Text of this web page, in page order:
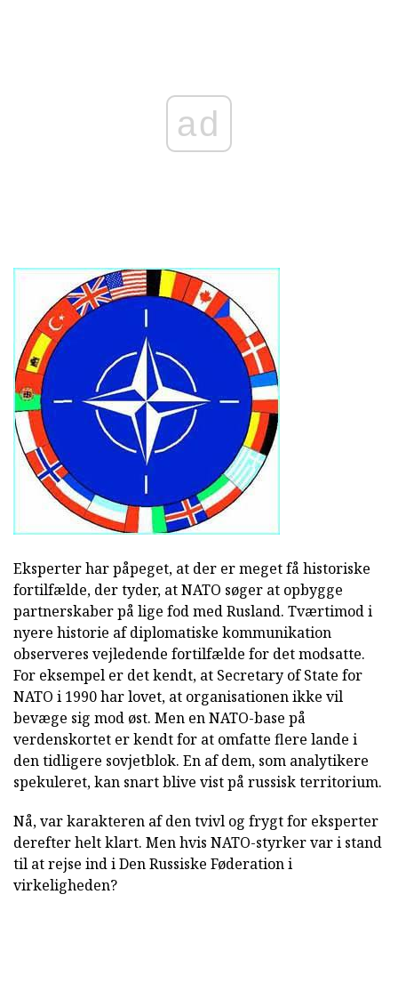
ad
Eksperter har påpeget, at der er meget få historiske
fortilfælde, der tyder, at NATO søger at opbygge
partnerskaber på lige fod med Rusland. Tværtimod i
nyere historie af diplomatiske kommunikation
observeres vejledende fortilfælde for det modsatte.
For eksempel er det kendt, at Secretary of State for
NATO i 1990 har lovet, at organisationen ikke vil
bevæge sig mod øst. Men en NATO-base på
verdenskortet er kendt for at omfatte flere lande i
den tidligere sovjetblok. En af dem, som analytikere
spekuleret, kan snart blive vist på russisk territorium.
Nå, var karakteren af den tvivl og frygt for eksperter
derefter helt klart. Men hvis NATO-styrker var i stand
til at rejse ind i Den Russiske Føderation i
virkeligheden?